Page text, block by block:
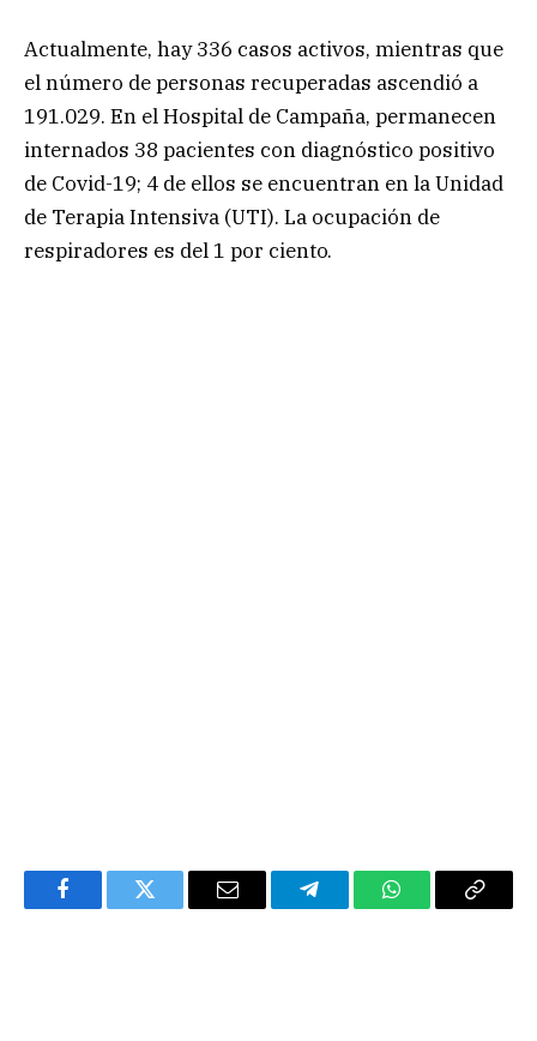
Actualmente, hay 336 casos activos, mientras que
el número de personas recuperadas ascendió a
191.029. En el Hospital de Campaña, permanecen
internados 38 pacientes con diagnóstico positivo
de Covid-19; 4 de ellos se encuentran en la Unidad
de Terapia Intensiva (UTI). La ocupación de
respiradores es del 1 por ciento.
FacebookTwitter Email TelegramWhatsAppCopy